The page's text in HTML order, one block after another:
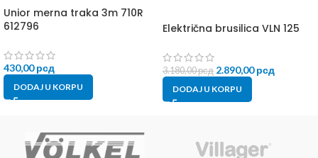
Unior merna traka 3m 710R
612796
430,00рсд
DODAJ U KORPU
Električna brusilica VLN 125
3.180,00рсд 2.890,00рсд
DODAJ U KORPU